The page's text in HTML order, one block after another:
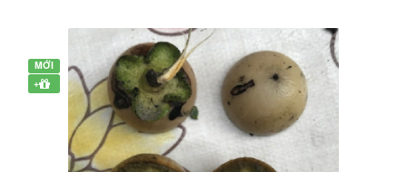
MỚI
+